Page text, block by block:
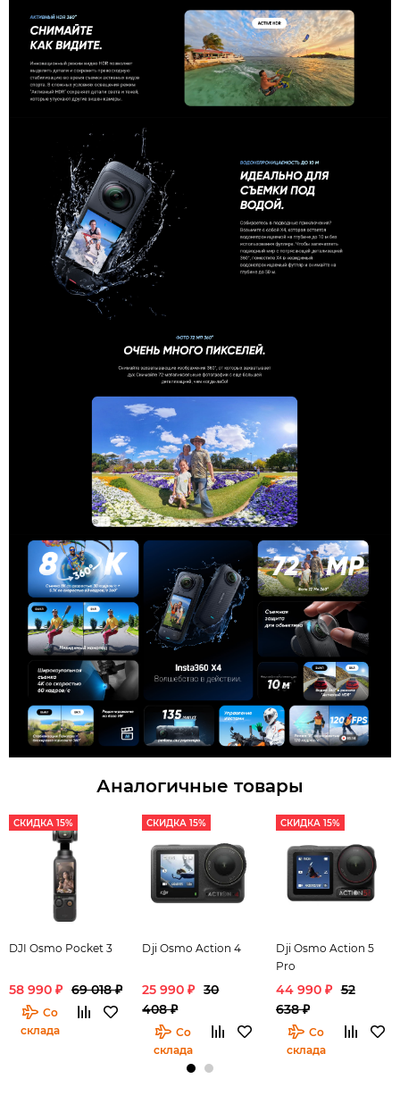
Аналогичные товары
СКИДКА 15%
DJI Osmo Pocket 3
58 990 ₽ 69 018 ₽
Со
склада
СКИДКА 15%
Dji Osmo Action 4
25 990 ₽ 30
408 ₽
Со
склада
СКИДКА 15%
Dji Osmo Action 5
Pro
44 990 ₽ 52
638 ₽
Со
склада